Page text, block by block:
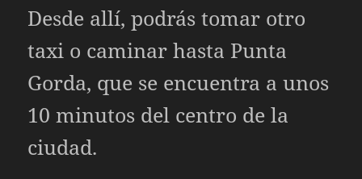
Desde allí, podrás tomar otro
taxi o caminar hasta Punta
Gorda, que se encuentra a unos
10 minutos del centro de la
ciudad.